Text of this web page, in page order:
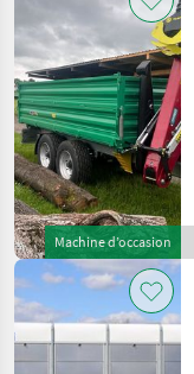
Machine d’occasion